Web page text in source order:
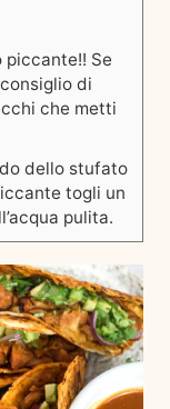
Se
di
che metti
dello stufato
togli un
pulita.